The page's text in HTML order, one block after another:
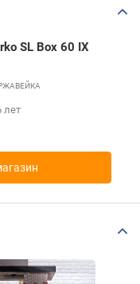
SL Box 60 IX
лет